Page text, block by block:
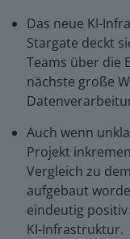
Das neue KI-
Stargate deckt
Teams über die
nächste große
Auch wenn
Projekt
Vergleich zu
aufgebaut
eindeutig
KI-Infrastruktur.